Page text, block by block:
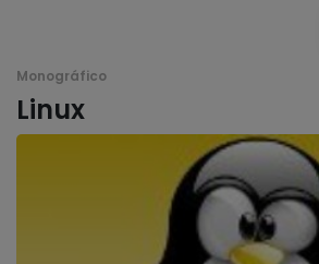
Monográfico
Linux